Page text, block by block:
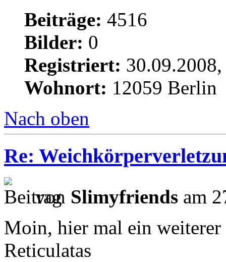
Beiträge: 4516
Bilder: 0
Registriert:
Wohnort: 12059 Berlin
Nach oben
Re:
von Slimyfriends am
Moin, hier mal ein
Reticulatas